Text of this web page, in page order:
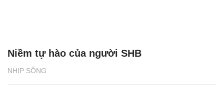
NHỊP SỐNG
Niềm tự hào của người SHB